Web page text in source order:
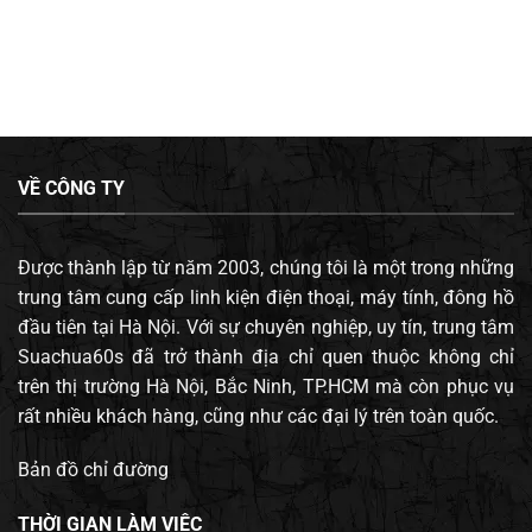
VỀ CÔNG TY
Được thành lập từ năm 2003, chúng tôi là một trong những
trung tâm cung cấp linh kiện điện thoại, máy tính, đông hồ
đầu tiên tại Hà Nội. Với sự chuyên nghiệp, uy tín, trung tâm
Suachua60s đã trở thành địa chỉ quen thuộc không chỉ
trên thị trường Hà Nội, Bắc Ninh, TP.HCM mà còn phục vụ
rất nhiều khách hàng, cũng như các đại lý trên toàn quốc.
Bản đồ chỉ đường
THỜI GIAN LÀM VIỆC